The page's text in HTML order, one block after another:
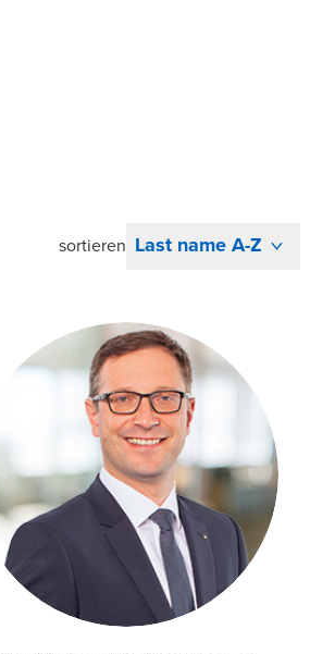
sortieren Last name A-Z